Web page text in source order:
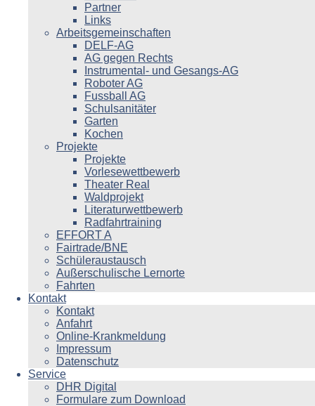
Partner
Links
Arbeitsgemeinschaften
DELF-AG
AG gegen Rechts
Instrumental- und Gesangs-AG
Roboter AG
Fussball AG
Schulsanitäter
Garten
Kochen
Projekte
Projekte
Vorlesewettbewerb
Theater Real
Waldprojekt
Literaturwettbewerb
Radfahrtraining
EFFORT A
Fairtrade/BNE
Schüleraustausch
Außerschulische Lernorte
Fahrten
Kontakt
Kontakt
Anfahrt
Online-Krankmeldung
Impressum
Datenschutz
Service
DHR Digital
Formulare zum Download